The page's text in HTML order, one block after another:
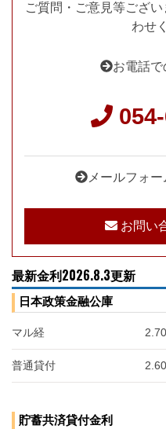
ご質問・ご意見等ござ
わせ
お電話
メールフォ
お問い
最新金利2026.8.3更新
日本政策金融公庫
マル経
普通貸付
貯蓄共済貸付金利